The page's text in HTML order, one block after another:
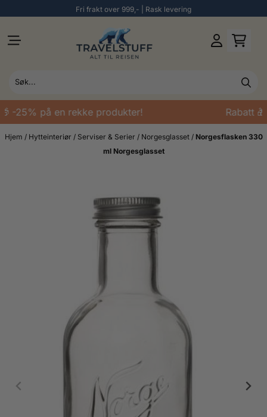
Fri frakt over 999,- | Rask levering
-25% på en rekke produkter! Rabatt
Hjem / Hytteinteriør / Serviser & Serier / Norgesglasset / Norgesflasken 330
ml Norgesglasset